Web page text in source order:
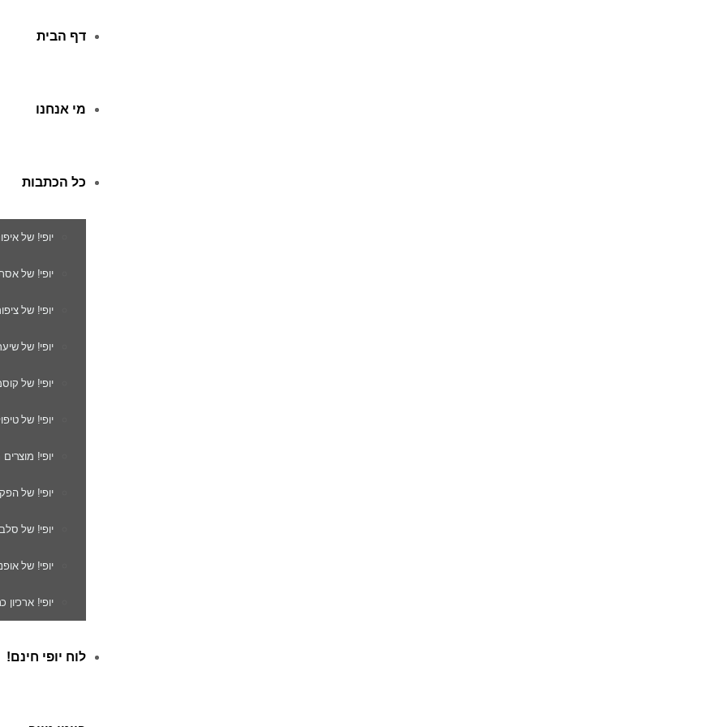
דף הבית
מי אנחנו
כל הכתבות
יופי! של
יופי! של
יופי! של
יופי! של
יופי! של
יופי! של
יופי!
יופי! של
יופי! של
יופי! של
יופי! ארכיון
לוח יופי חינם!